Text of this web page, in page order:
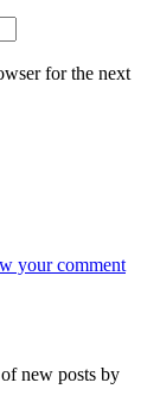
for the next
your comment
new posts by